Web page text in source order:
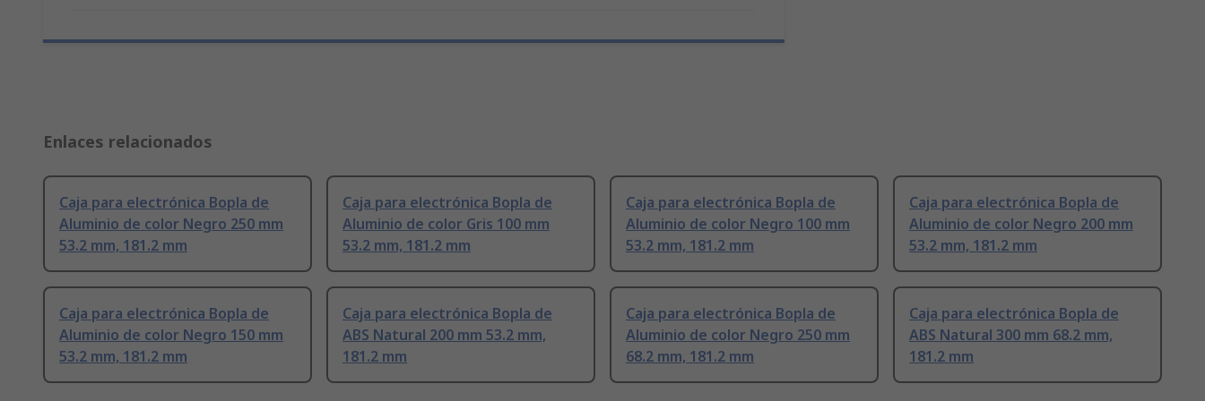
Enlaces relacionados
Caja para electrónica Bopla de
Aluminio de color Negro 250 mm
53.2 mm, 181.2 mm
Caja para electrónica Bopla de
Aluminio de color Gris 100 mm
53.2 mm, 181.2 mm
Caja para electrónica Bopla de
Aluminio de color Negro 100 mm
53.2 mm, 181.2 mm
Caja para electrónica Bopla de
Aluminio de color Negro 200 mm
53.2 mm, 181.2 mm
Caja para electrónica Bopla de
Aluminio de color Negro 150 mm
53.2 mm, 181.2 mm
Caja para electrónica Bopla de
ABS Natural 200 mm 53.2 mm,
181.2 mm
Caja para electrónica Bopla de
Aluminio de color Negro 250 mm
68.2 mm, 181.2 mm
Caja para electrónica Bopla de
ABS Natural 300 mm 68.2 mm,
181.2 mm